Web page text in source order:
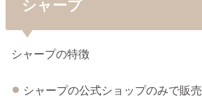
シャープ
シャープの特徴
シャープの公式ショップのみで販売